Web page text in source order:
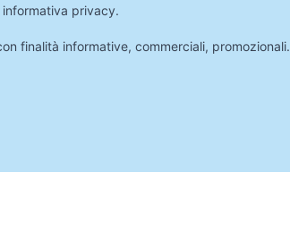
informativa privacy.
finalità informative, commerciali, promozionali.